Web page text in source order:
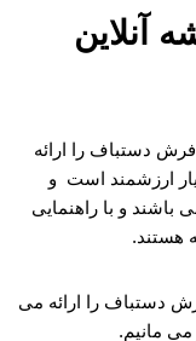
آنلاین
دستباف را ارائه
ارزشمند است و
و با راهنمایی
هستند.
دستباف را ارائه می
می مانیم.